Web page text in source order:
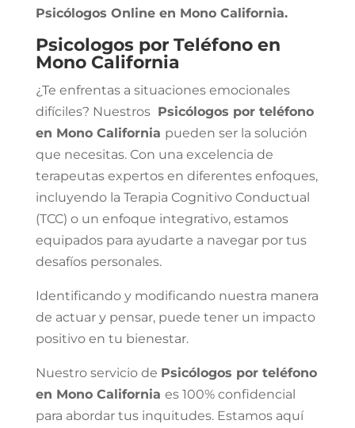
Psicólogos Online en Mono California.
Psicologos por Teléfono en
Mono California
¿Te enfrentas a situaciones emocionales
difíciles? Nuestros Psicólogos por teléfono
en Mono California pueden ser la solución
que necesitas. Con una excelencia de
terapeutas expertos en diferentes enfoques,
incluyendo la Terapia Cognitivo Conductual
(TCC) o un enfoque integrativo, estamos
equipados para ayudarte a navegar por tus
desafíos personales.
Identificando y modificando nuestra manera
de actuar y pensar, puede tener un impacto
positivo en tu bienestar.
Nuestro servicio de Psicólogos por teléfono
en Mono California es 100% confidencial
para abordar tus inquitudes. Estamos aquí